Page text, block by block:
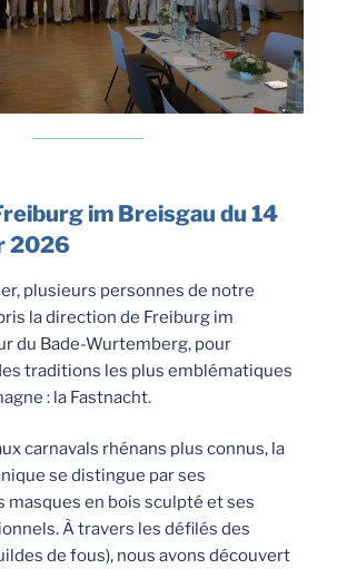
im Breisgau du 14
2026
plusieurs personnes de notre
la direction de Freiburg im
du Bade-Wurtemberg, pour
traditions les plus emblématiques
: la Fastnacht.
carnavals rhénans plus connus, la
se distingue par ses
masques en bois sculpté et ses
À travers les défilés des
de fous), nous avons découvert